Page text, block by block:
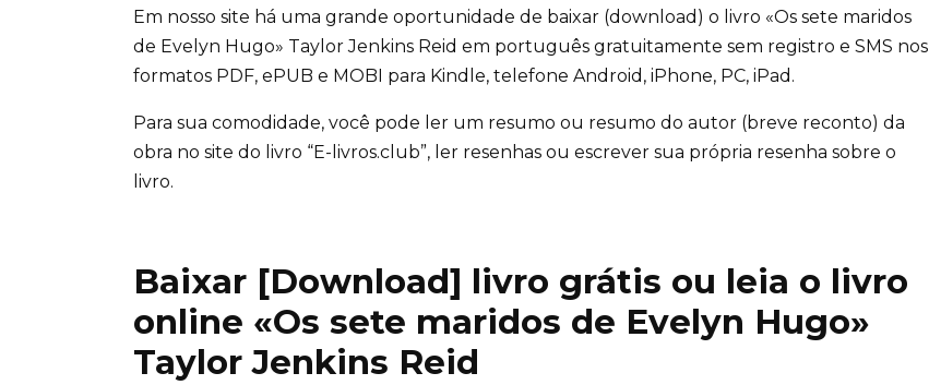
Em nosso site há uma grande oportunidade de baixar (download) o livro «Os sete maridos
de Evelyn Hugo» Taylor Jenkins Reid em português gratuitamente sem registro e SMS nos
formatos PDF, ePUB e MOBI para Kindle, telefone Android, iPhone, PC, iPad.
Para sua comodidade, você pode ler um resumo ou resumo do autor (breve reconto) da
obra no site do livro “E-livros.club”, ler resenhas ou escrever sua própria resenha sobre o
livro.
Baixar [Download] livro grátis ou leia o livro
online «Os sete maridos de Evelyn Hugo»
Taylor Jenkins Reid